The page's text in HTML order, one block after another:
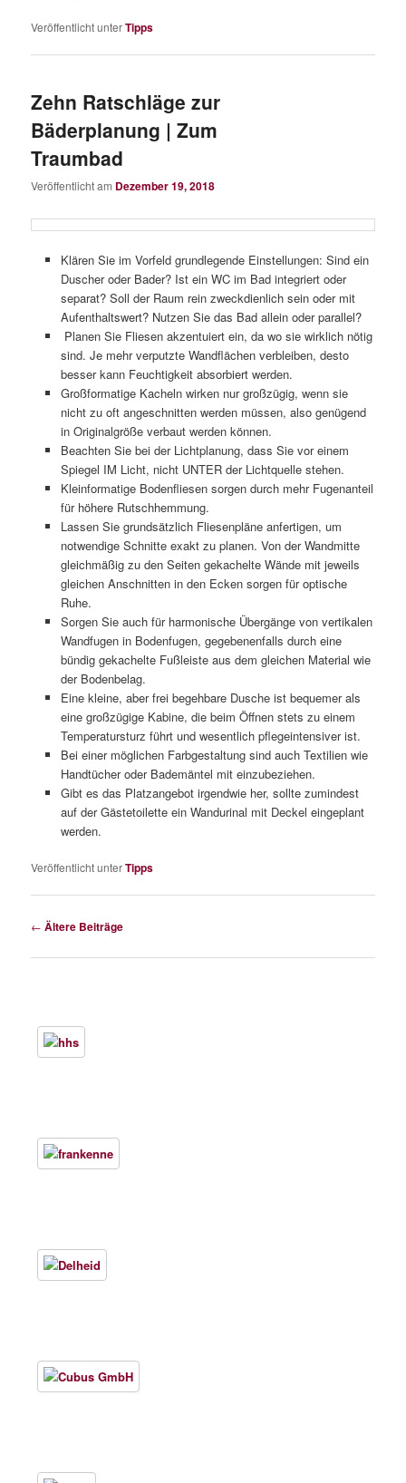
Veröffentlicht unterTipps
­­Zehn Ratschläge zur
Bäderplanung | Zum
Traumbad
Veröffentlicht am Dezember 19, 2018
Klären Sie im Vorfeld grundlegende Einstellungen: Sind ein
Duscher oder Bader? Ist ein WC im Bad integriert oder
separat? Soll der Raum rein zweckdienlich sein oder mit
Aufenthaltswert? Nutzen Sie das Bad allein oder parallel?
Planen Sie Fliesen akzentuiert ein, da wo sie wirklich nötig
sind. Je mehr verputzte Wandflächen verbleiben, desto
besser kann Feuchtigkeit absorbiert werden.
Großformatige Kacheln wirken nur großzügig, wenn sie
nicht zu oft angeschnitten werden müssen, also genügend
in Originalgröße verbaut werden können.
Beachten Sie bei der Lichtplanung, dass Sie vor einem
Spiegel IM Licht, nicht UNTER der Lichtquelle stehen.
Kleinformatige Bodenfliesen sorgen durch mehr Fugenanteil
für höhere Rutschhemmung.
Lassen Sie grundsätzlich Fliesenpläne anfertigen, um
notwendige Schnitte exakt zu planen. Von der Wandmitte
gleichmäßig zu den Seiten gekachelte Wände mit jeweils
gleichen Anschnitten in den Ecken sorgen für optische
Ruhe.
Sorgen Sie auch für harmonische Übergänge von vertikalen
Wandfugen in Bodenfugen, gegebenenfalls durch eine
bündig gekachelte Fußleiste aus dem gleichen Material wie
der Bodenbelag.
Eine kleine, aber frei begehbare Dusche ist bequemer als
eine großzügige Kabine, die beim Öffnen stets zu einem
Temperatursturz führt und wesentlich pflegeintensiver ist.
Bei einer möglichen Farbgestaltung sind auch Textilien wie
Handtücher oder Bademäntel mit einzubeziehen.
Gibt es das Platzangebot irgendwie her, sollte zumindest
auf der Gästetoilette ein Wandurinal mit Deckel eingeplant
werden.
Veröffentlicht unterTipps
Beitragsnavigation
← Ältere Beiträge